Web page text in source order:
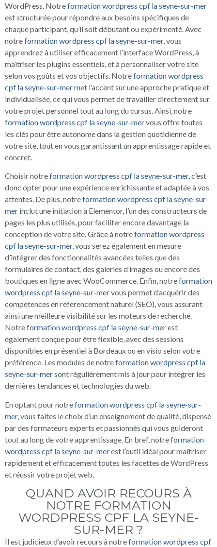
WordPress. Notreformation wordpress cpf la seyne-sur-mer
est structurée pour répondre aux besoins spécifiques de
chaque participant, qu’il soit débutant ou expérimenté. Avec
notreformation wordpress cpf la seyne-sur-mer, vous
apprendrez à utiliser efficacement l’interface WordPress, à
maîtriser les plugins essentiels, et à personnaliser votre site
selon vos goûts et vos objectifs. Notreformation wordpress
cpf la seyne-sur-mermet l’accent sur une approche pratique et
individualisée, ce qui vous permet de travailler directement sur
votre projet personnel tout au long du cursus. Ainsi, notre
formation wordpress cpf la seyne-sur-mervous offre toutes
les clés pour être autonome dans la gestion quotidienne de
votre site, tout en vous garantissant un apprentissage rapide et
concret.
Choisir notreformation wordpress cpf la seyne-sur-mer, c’est
donc opter pour une expérience enrichissante et adaptée à vos
attentes. De plus, notreformation wordpress cpf la seyne-sur-
mer inclut une initiation à Elementor, l’un des constructeurs de
pages les plus utilisés, pour faciliter encore davantage la
conception de votre site. Grâce à notreformation wordpress
cpf la seyne-sur-mer, vous serez également en mesure
d’intégrer des fonctionnalités avancées telles que des
formulaires de contact, des galeries d’images ou encore des
boutiques en ligne avec WooCommerce. Enfin, notreformation
wordpress cpf la seyne-sur-mervous permet d’acquérir des
compétences en référencement naturel (SEO), vous assurant
ainsi une meilleure visibilité sur les moteurs de recherche.
Notreformation wordpress cpf la seyne-sur-merest
également conçue pour être flexible, avec des sessions
disponibles en présentiel à Bordeaux ou en visio selon votre
préférence. Les modules de notreformation wordpress cpf la
seyne-sur-mersont régulièrement mis à jour pour intégrer les
dernières tendances et technologies du web.
En optant pour notreformation wordpress cpf la seyne-sur-
mer, vous faites le choix d’un enseignement de qualité, dispensé
par des formateurs experts et passionnés qui vous guideront
tout au long de votre apprentissage. En bref, notreformation
wordpress cpf la seyne-sur-merest l’outil idéal pour maîtriser
rapidement et efficacement toutes les facettes de WordPress
et réussir votre projet web.
QUAND AVOIR RECOURS À
NOTRE FORMATION
WORDPRESS CPF LA SEYNE-
SUR-MER ?
Il est judicieux d’avoir recours à notreformation wordpress cpf